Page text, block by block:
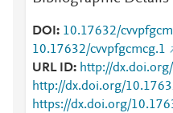
DOI 10.17632/
10.17632/cvvpfgcmcg.1
URL ID
http://
http://dx.doi.org/
https://dx.doi.org/